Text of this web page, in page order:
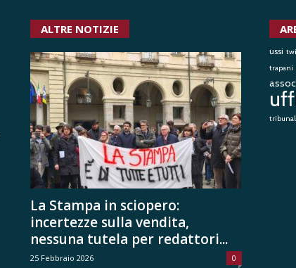
ALTRE NOTIZIE
La Stampa in sciopero:
incertezze sulla vendita,
nessuna tutela per redattori...
25 Febbraio 2026 0
ussi
trapani